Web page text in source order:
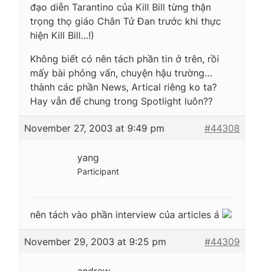
đạo diễn Tarantino của Kill Bill từng thận
trọng thọ giáo Chân Tử Đan trước khi thực
hiện Kill Bill…!)
Không biết có nên tách phần tin ở trên, rồi
mấy bài phỏng vấn, chuyện hậu trường…
thành các phần News, Artical riêng ko ta?
Hay vẫn để chung trong Spotlight luôn??
November 27, 2003 at 9:49 pm #44308
yang
Participant
nên tách vào phần interview của articles á
November 29, 2003 at 9:25 pm #44309